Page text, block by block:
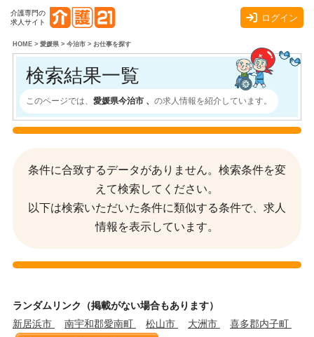
介護専門の
求人サイト
ログイン
HOME> 愛媛県> 今治市> お仕事を探す
検索結果一覧
このページでは、 愛媛県今治市 、 の求人情報を紹介しています。
条件に合致するデータがありません。検索条件を変
えて検索してください。
以下は検索いただいた条件に類似する条件で、求人
情報を表示しています。
ランダムリンク（掲載がない場合もあります）
新居浜市
南宇和郡愛南町 松山市 大洲市 喜多郡内子町